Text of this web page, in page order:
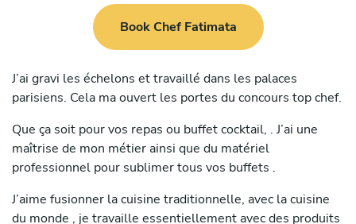
Book Chef Fatimata
J’ai gravi les échelons et travaillé dans les palaces
parisiens. Cela ma ouvert les portes du concours top chef.
Que ça soit pour vos repas ou buffet cocktail, . J’ai une
maîtrise de mon métier ainsi que du matériel
professionnel pour sublimer tous vos buffets .
J’aime fusionner la cuisine traditionnelle, avec la cuisine
du monde , je travaille essentiellement avec des produits